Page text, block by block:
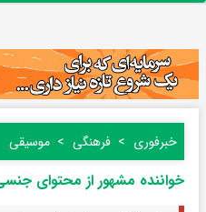
خبرفوری فرهنگی موسیقی
خواننده مشهور از محتوای